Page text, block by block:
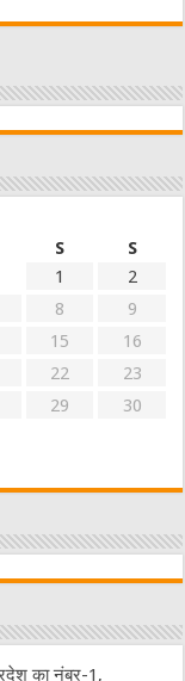
S
S
1
2
8
9
15
16
22
23
29
30
का नंबर-1,